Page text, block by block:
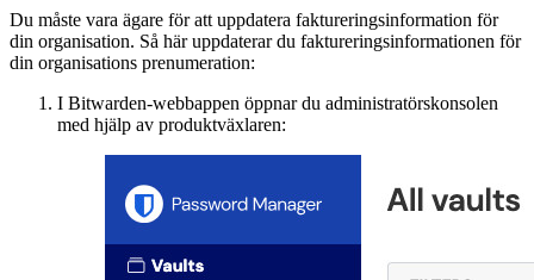
Du måste vara ägare för att uppdatera faktureringsinformation för
din organisation. Så här uppdaterar du faktureringsinformationen för
din organisations prenumeration:
I Bitwarden-webbappen öppnar du administratörskonsolen
med hjälp av produktväxlaren: